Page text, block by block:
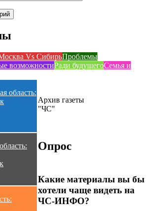
Vs СибирьПроблемы
возможностиРади будущегоСемья и
область:
Архив газеты
"ЧС"
Опрос
Какие материалы вы бы
хотели чаще видеть на
ЧС-ИНФО?